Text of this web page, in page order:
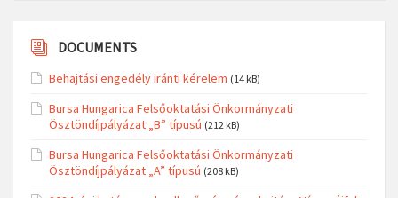
DOCUMENTS
Behajtási engedély iránti kérelem (14 kB)
Bursa Hungarica Felsőoktatási Önkormányzati
Ösztöndíjpályázat „B” típusú (212 kB)
Bursa Hungarica Felsőoktatási Önkormányzati
Ösztöndíjpályázat „A” típusú (208 kB)